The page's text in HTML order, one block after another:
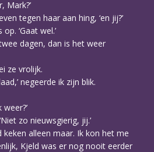
Mark?’
tegen haar aan hing, ‘en jij?’
‘Gaat wel.’
dagen, dan is het weer
ze vrolijk.
negeerde ik zijn blik.
zo nieuwsgierig, jij.’
keken alleen maar. Ik kon het me
Kjeld was er nog nooit eerder